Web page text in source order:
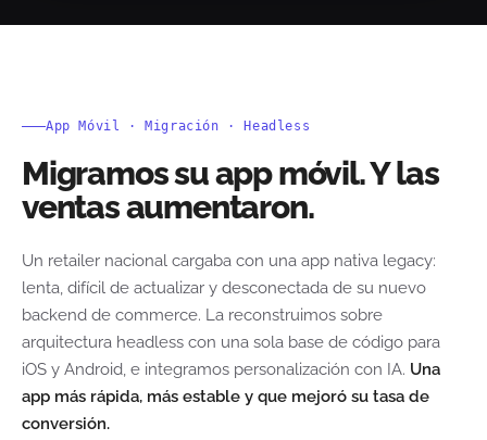
App Móvil · Migración · Headless
Migramos su app móvil. Y las
ventas aumentaron.
Un retailer nacional cargaba con una app nativa legacy:
lenta, difícil de actualizar y desconectada de su nuevo
backend de commerce. La reconstruimos sobre
arquitectura headless con una sola base de código para
iOS y Android, e integramos personalización con IA. Una
app más rápida, más estable y que mejoró su tasa de
conversión.